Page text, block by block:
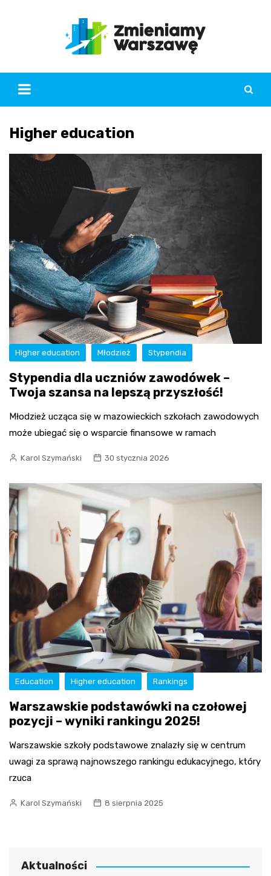
Higher education
Higher education Młodzież Stypendia
Stypendia dla uczniów zawodówek –
Twoja szansa na lepszą przyszłość!
Młodzież ucząca się w mazowieckich szkołach zawodowych
może ubiegać się o wsparcie finansowe w ramach
Karol Szymański 30 stycznia 2026
Education Higher education Rankings
Warszawskie podstawówki na czołowej
pozycji – wyniki rankingu 2025!
Warszawskie szkoły podstawowe znalazły się w centrum
uwagi za sprawą najnowszego rankingu edukacyjnego, który
rzuca
Karol Szymański 8 sierpnia 2025
Aktualności